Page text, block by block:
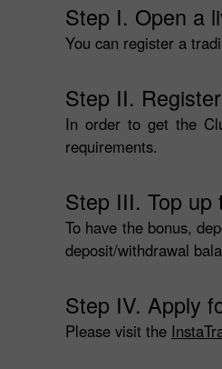
Step I. Open a
You can register a
Step II.
In order to get the
requirements.
Step III. Top up
To have the bonus,
deposit/withdrawal
Step IV. Apply
Please visit the